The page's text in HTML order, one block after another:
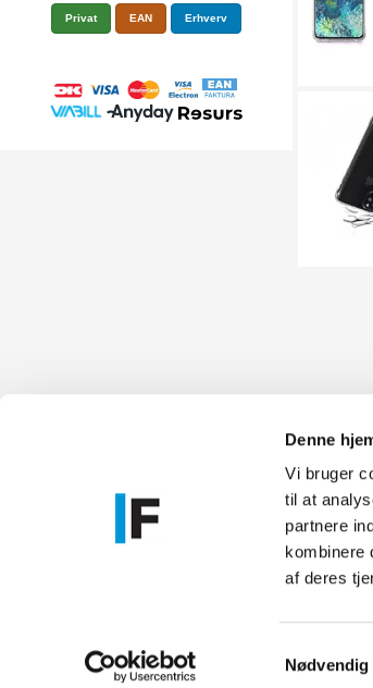
Denne
Vi bruger
til at
partnere
kombinere
af deres
Nødvendig
Privat EAN Erhverv